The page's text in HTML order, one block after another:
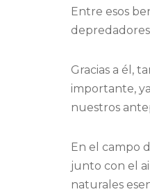
Entre esos
Gracias a él,
importante,
nuestros
En el campo
junto con el
naturales